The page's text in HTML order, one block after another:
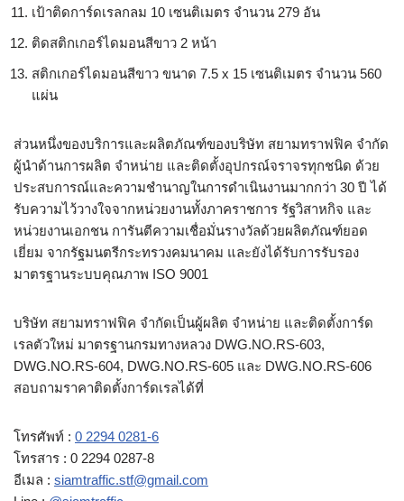
เป้าติดการ์ดเรลกลม 10 เซนติเมตร จำนวน 279 อัน
ติดสติกเกอร์ไดมอนสีขาว 2 หน้า
สติกเกอร์ไดมอนสีขาว ขนาด 7.5 x 15 เซนติเมตร จำนวน 560
แผ่น
ส่วนหนึ่งของบริการและผลิตภัณฑ์ของบริษัท สยามทราฟฟิค จำกัด
ผู้นำด้านการผลิต จำหน่าย และติดตั้งอุปกรณ์จราจรทุกชนิด ด้วย
ประสบการณ์และความชำนาญในการดำเนินงานมากกว่า 30 ปี ได้
รับความไว้วางใจจากหน่วยงานทั้งภาคราชการ รัฐวิสาหกิจ และ
หน่วยงานเอกชน การันตีความเชื่อมั่นรางวัลด้วยผลิตภัณฑ์ยอด
เยี่ยม จากรัฐมนตรีกระทรวงคมนาคม และยังได้รับการรับรอง
มาตรฐานระบบคุณภาพ ISO 9001
บริษัท สยามทราฟฟิค จำกัดเป็นผู้ผลิต จำหน่าย และติดตั้งการ์ด
เรลตัวใหม่ มาตรฐานกรมทางหลวง DWG.NO.RS-603,
DWG.NO.RS-604, DWG.NO.RS-605 และ DWG.NO.RS-606
สอบถามราคาติดตั้งการ์ดเรลได้ที่
โทรศัพท์ : 0 2294 0281-6
โทรสาร : 0 2294 0287-8
อีเมล : siamtraffic.stf@gmail.com